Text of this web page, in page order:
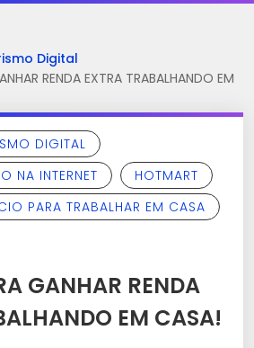
Digital
RENDA EXTRA TRABALHANDO EM
DIGITAL
NA INTERNET
HOTMART
PARA TRABALHAR EM CASA
GANHAR RENDA
EM CASA!